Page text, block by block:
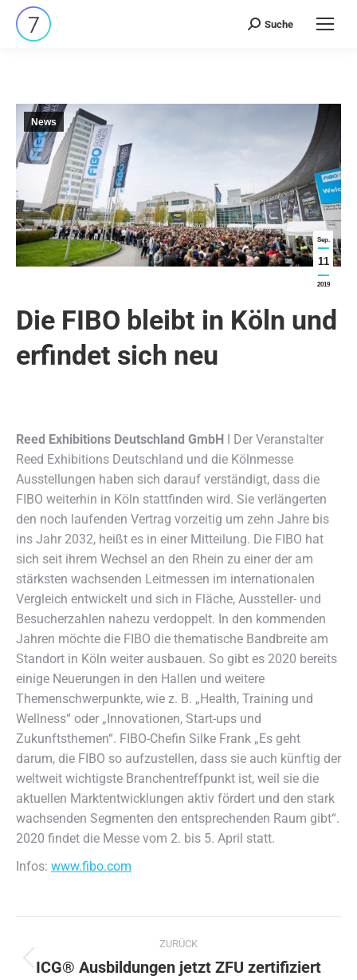
Search:
Suche
Sep.
11
2019
News
Die FIBO bleibt in Köln und
erfindet sich neu
Reed Exhibitions Deutschland GmbH ǀ Der Veranstalter
Reed Exhibitions Deutschland und die Kölnmesse
Ausstellungen haben sich darauf verständigt, dass die
FIBO weiterhin in Köln stattfinden wird. Sie verlängerten
den noch laufenden Vertrag vorzeitig um zehn Jahre bis
ins Jahr 2032, heißt es in einer Mitteilung. Die FIBO hat
sich seit ihrem Wechsel an den Rhein zu einer der am
stärksten wachsenden Leitmessen im internationalen
Vergleich entwickelt und sich in Fläche, Aussteller- und
Besucherzahlen nahezu verdoppelt. In den kommenden
Jahren möchte die FIBO die thematische Bandbreite am
Standort in Köln weiter ausbauen. So gibt es 2020 bereits
einige Neuerungen in den Hallen und weitere
Themenschwerpunkte, wie z. B. „Health, Training und
Wellness“ oder „Innovationen, Start-ups und
Zukunftsthemen“. FIBO-Chefin Silke Frank „Es geht
darum, die FIBO so aufzustellen, dass sie auch künftig der
weltweit wichtigste Branchentreffpunkt ist, weil sie die
aktuellen Marktentwicklungen aktiv fördert und den stark
wachsenden Segmenten den entsprechenden Raum gibt“.
2020 findet die Messe vom 2. bis 5. April statt.
Infos: www.fibo.com
Kommentarnavigation
ZURÜCK
Vorheriger
ICG® Ausbildungen jetzt ZFU zertifiziert